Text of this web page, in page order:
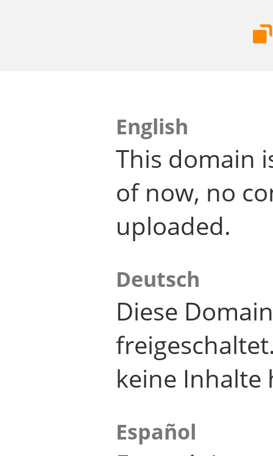
English
This domain
of now, no
uploaded.
Deutsch
Diese
keine Inhalte
Español